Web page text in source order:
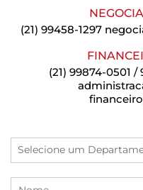
(21) 99458-1297
(21) 99874-0501